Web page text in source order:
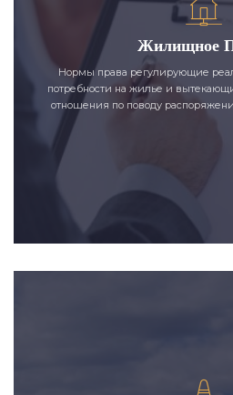
Жилищное
Нормы права регулирующие
потребности на жилье и
отношения по поводу